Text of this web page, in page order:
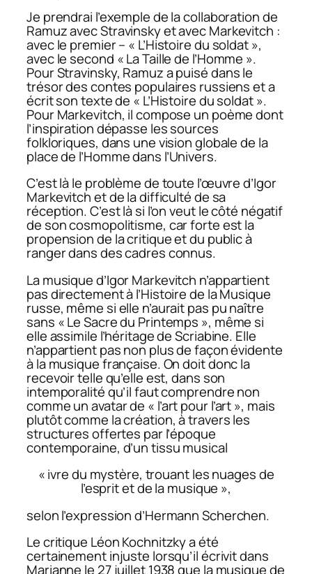
Je prendrai l’exemple de la collaboration de
Ramuz avec Stravinsky et avec Markevitch :
avec le premier – « L’Histoire du soldat »,
avec le second « La Taille de l’Homme ».
Pour Stravinsky, Ramuz a puisé dans le
trésor des contes populaires russiens et a
écrit son texte de « L’Histoire du soldat ».
Pour Markevitch, il compose un poème dont
l’inspiration dépasse les sources
folkloriques, dans une vision globale de la
place de l’Homme dans l’Univers.
C’est là le problème de toute l’œuvre d’Igor
Markevitch et de la difficulté de sa
réception. C’est là si l’on veut le côté négatif
de son cosmopolitisme, car forte est la
propension de la critique et du public à
ranger dans des cadres connus.
La musique d’Igor Markevitch n’appartient
pas directement à l’Histoire de la Musique
russe, même si elle n’aurait pas pu naître
sans « Le Sacre du Printemps », même si
elle assimile l’héritage de Scriabine. Elle
n’appartient pas non plus de façon évidente
à la musique française. On doit donc la
recevoir telle qu’elle est, dans son
intemporalité qu’il faut comprendre non
comme un avatar de « l’art pour l’art », mais
plutôt comme la création, à travers les
structures offertes par l’époque
contemporaine, d’un tissu musical
« ivre du mystère, trouant les nuages de
l’esprit et de la musique »,
selon l’expression d’Hermann Scherchen.
Le critique Léon Kochnitzky a été
certainement injuste lorsqu’il écrivit dans
Marianne le 27 juillet 1938 que la musique de